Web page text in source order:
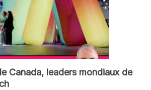
Canada, leaders mondiaux de